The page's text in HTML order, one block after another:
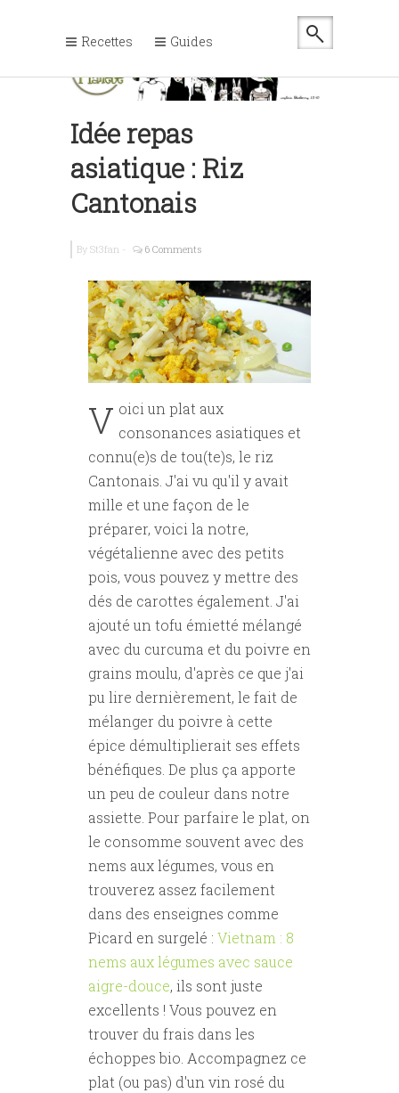
Recettes Guides
Idée repas
asiatique : Riz
Cantonais
By St3fan - 6 Comments
V oici un plat aux
consonances asiatiques et
connu(e)s de tou(te)s, le riz
Cantonais. J'ai vu qu'il y avait
mille et une façon de le
préparer, voici la notre,
végétalienne avec des petits
pois, vous pouvez y mettre des
dés de carottes également. J'ai
ajouté un tofu émietté mélangé
avec du curcuma et du poivre en
grains moulu, d'après ce que j'ai
pu lire dernièrement, le fait de
mélanger du poivre à cette
épice démultiplierait ses effets
bénéfiques. De plus ça apporte
un peu de couleur dans notre
assiette. Pour parfaire le plat, on
le consomme souvent avec des
nems aux légumes, vous en
trouverez assez facilement
dans des enseignes comme
Picard en surgelé : Vietnam : 8
nems aux légumes avec sauce
aigre-douce, ils sont juste
excellents ! Vous pouvez en
trouver du frais dans les
échoppes bio. Accompagnez ce
plat (ou pas) d'un vin rosé du